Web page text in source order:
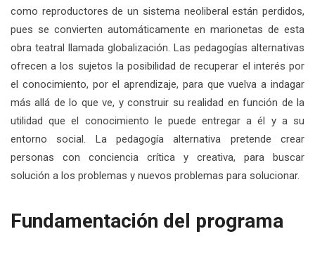
como reproductores de un sistema neoliberal están perdidos,
pues se convierten automáticamente en marionetas de esta
obra teatral llamada globalización. Las pedagogías alternativas
ofrecen a los sujetos la posibilidad de recuperar el interés por
el conocimiento, por el aprendizaje, para que vuelva a indagar
más allá de lo que ve, y construir su realidad en función de la
utilidad que el conocimiento le puede entregar a él y a su
entorno social. La pedagogía alternativa pretende crear
personas con conciencia crítica y creativa, para buscar
solución a los problemas y nuevos problemas para solucionar.
Fundamentación del programa